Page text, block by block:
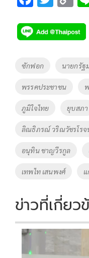
e
b
o
o
k
tt
er
p
y
Li
Tags
ซักฟอก นายกรัฐ
พรรคประชาชน
ภูมิใจไทย ยุบสภา
ลิณธิภรณ์ วริณวัชรโรจ
อนุทิน ชาญวีรกูล
เทพไท เสนพงศ์ แ
ข่าวที่เกี่ยว